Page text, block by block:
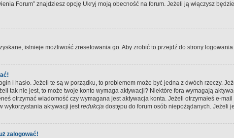
Forum” znajdziesz opcję Ukryj moją obecność na forum. Jeżeli ją włączysz
istnieje możliwość zresetowania go. Aby zrobić to przejdź do strony
i hasło. Jeżeli te są w porządku, to problemem może być jedna z dwóch rzeczy.
tak nie jest, to może twoje konto wymaga aktywacji? Niektóre fora wymagają
otrzymać wiadomość czy wymagana jest aktywacja konta. Jeżeli otrzymałeś e-
wykorzystania aktywacji jestredukcja dostępu do forum osób niepożądanych. Jeżeli
zalogować!